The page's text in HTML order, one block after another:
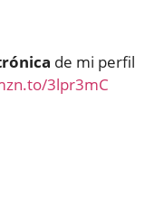
de mi perfil
3lpr3mC